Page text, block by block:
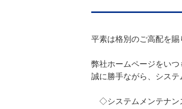
平素は格別のご高配を賜
弊社ホームページをいつ
誠に勝手ながら、システ
◇システムメンテナン